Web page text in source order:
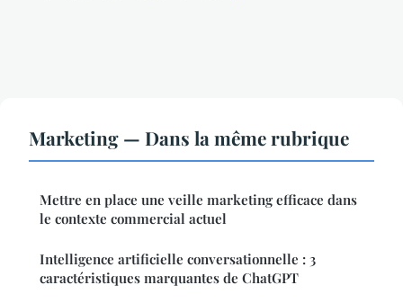
Marketing — Dans la même rubrique
Mettre en place une veille marketing efficace dans
le contexte commercial actuel
Intelligence artificielle conversationnelle : 3
caractéristiques marquantes de ChatGPT